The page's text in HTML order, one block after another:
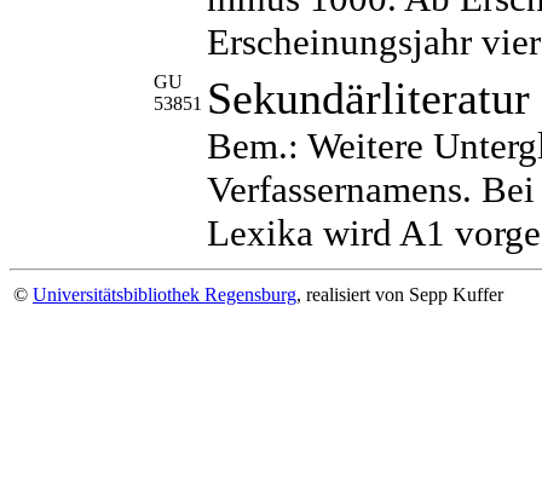
Erscheinungsjahr
GU
53851 Sekundärliteratur
Bem.: Weitere
Verfassernamens.
Lexika wird A1
© Universitätsbibliothek Regensburg, realisiert von Sepp Kuffer